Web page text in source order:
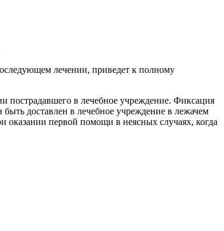
лечении, приведет к полному
в лечебное учреждение. Фиксация
доставлен в лечебное учреждение в лежачем
оказании первой помощи в неясных случаях, когда